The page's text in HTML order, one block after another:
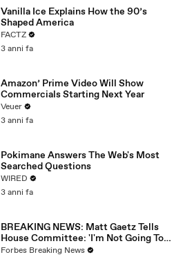
Vanilla Ice Explains How the 90’s
Shaped America
FACTZ
3 anni fa
Amazon’ Prime Video Will Show
Commercials Starting Next Year
Veuer
3 anni fa
Pokimane Answers The Web's Most
Searched Questions
WIRED
3 anni fa
BREAKING NEWS: Matt Gaetz Tells
House Committee: 'I'm Not Going To
Vote For A Continuing Resolution'
Forbes Breaking News